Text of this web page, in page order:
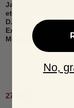
Jamón 100% raza
etiqueta negra,
D.O.P. Dehesa de
Extremadura,
Montanera
27,95 €
No,